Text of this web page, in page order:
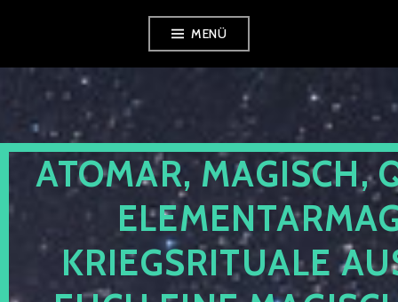
springen
MENÜ
ATOMAR, MAGISCH,
KRIEGSRITUALE